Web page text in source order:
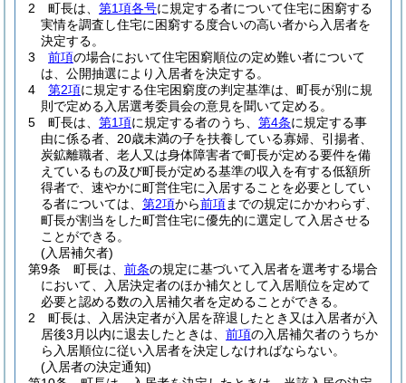
2
町長は、 第1項各号に規定する者について住宅に困窮する
実情を調査し住宅に困窮する度合いの高い者から入居者を
決定する。
3
前項の場合において住宅困窮順位の定め難い者について
は、公開抽選により入居者を決定する。
4
第2項に規定する住宅困窮度の判定基準は、町長が別に規
則で定める入居選考委員会の意見を聞いて定める。
5
町長は、 第1項に規定する者のうち、 第4条に規定する事
由に係る者、20歳未満の子を扶養している寡婦、引揚者、
炭鉱離職者、老人又は身体障害者で町長が定める要件を備
えているもの及び町長が定める基準の収入を有する低額所
得者で、速やかに町営住宅に入居することを必要としてい
る者については、 第2項から前項までの規定にかかわらず、
町長が割当をした町営住宅に優先的に選定して入居させる
ことができる。
(入居補欠者)
第9条
町長は、 前条の規定に基づいて入居者を選考する場合
において、入居決定者のほか補欠として入居順位を定めて
必要と認める数の入居補欠者を定めることができる。
2
町長は、入居決定者が入居を辞退したとき又は入居者が入
居後3月以内に退去したときは、 前項の入居補欠者のうちか
ら入居順位に従い入居者を決定しなければならない。
(入居者の決定通知)